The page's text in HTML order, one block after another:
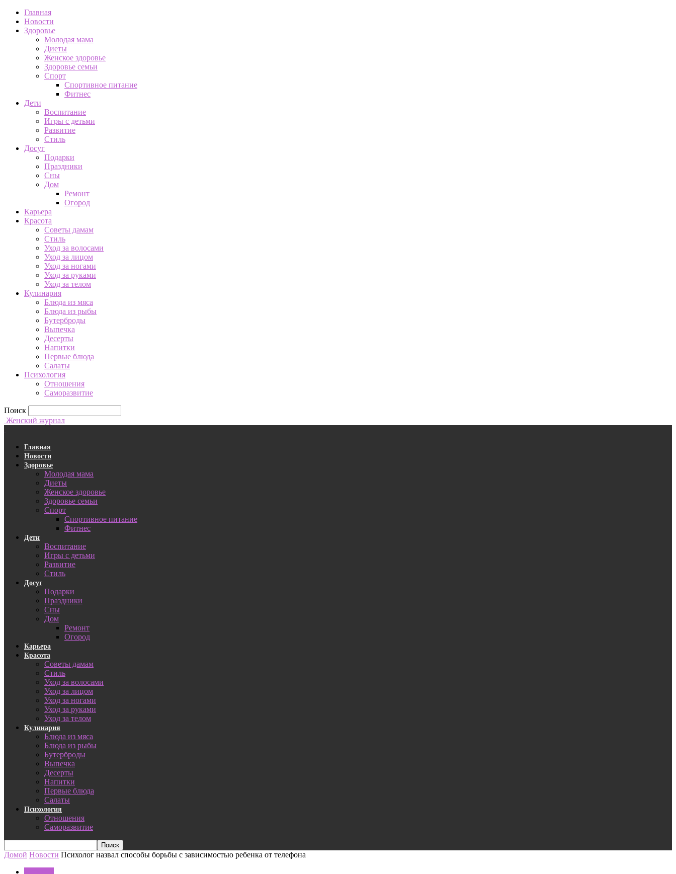
Главная
Новости
Здоровье
Молодая мама
Диеты
Женское здоровье
Здоровье семьи
Спорт
Спортивное питание
Фитнес
Дети
Воспитание
Игры с детьми
Развитие
Стиль
Досуг
Подарки
Праздники
Сны
Дом
Ремонт
Огород
Карьера
Красота
Советы дамам
Стиль
Уход за волосами
Уход за лицом
Уход за ногами
Уход за руками
Уход за телом
Кулинария
Блюда из мяса
Блюда из рыбы
Бутерброды
Выпечка
Десерты
Напитки
Первые блюда
Салаты
Психология
Отношения
Саморазвитие
Поиск
Женский журнал
Главная
Новости
Здоровье
Молодая мама
Диеты
Женское здоровье
Здоровье семьи
Спорт
Спортивное питание
Фитнес
Дети
Воспитание
Игры с детьми
Развитие
Стиль
Досуг
Подарки
Праздники
Сны
Дом
Ремонт
Огород
Карьера
Красота
Советы дамам
Стиль
Уход за волосами
Уход за лицом
Уход за ногами
Уход за руками
Уход за телом
Кулинария
Блюда из мяса
Блюда из рыбы
Бутерброды
Выпечка
Десерты
Напитки
Первые блюда
Салаты
Психология
Отношения
Саморазвитие
Домой Новости Психолог назвал способы борьбы с зависимостью ребенка от телефона